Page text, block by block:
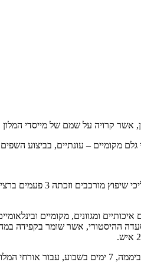
קרויה על שמם של מייסדי המלון
גלם מקומיים – עונתיים, בביצוע